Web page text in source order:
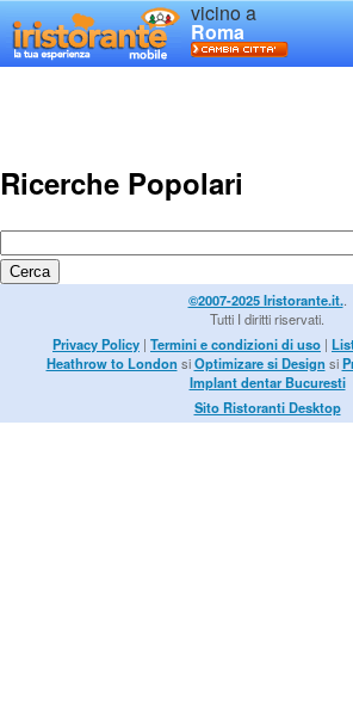
vicino a
Roma
Ricerche Popolari
©2007-2025 Iristorante.it..
Tutti I diritti riservati.
Privacy Policy | Termini e condizioni di uso |
Heathrow to London siOptimizare si Design si
Implant dentar Bucuresti
Sito Ristoranti Desktop